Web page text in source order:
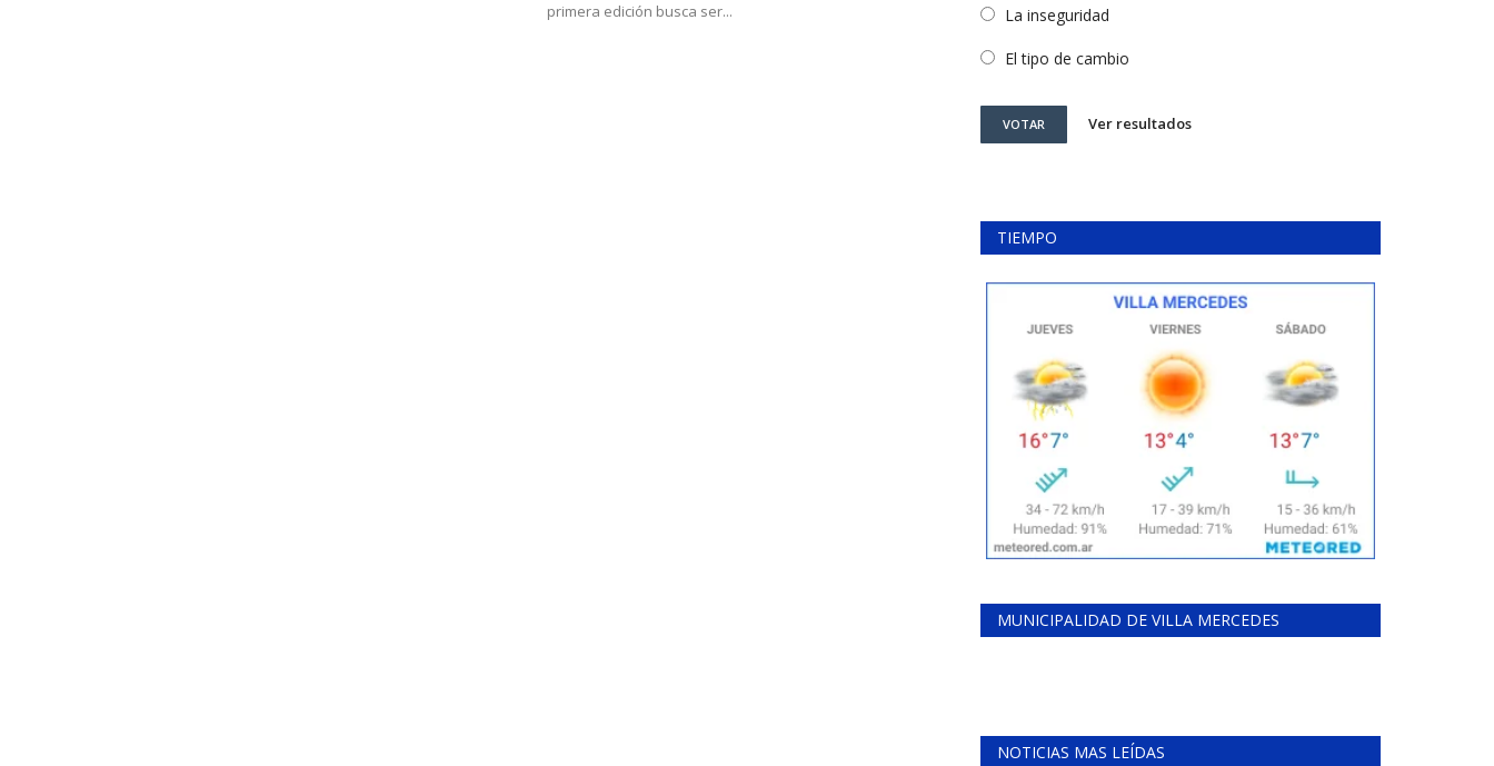
primera edición busca ser...
La inseguridad
El tipo de cambio
VOTAR Ver resultados
TIEMPO
MUNICIPALIDAD DE VILLA MERCEDES
NOTICIAS MAS LEÍDAS